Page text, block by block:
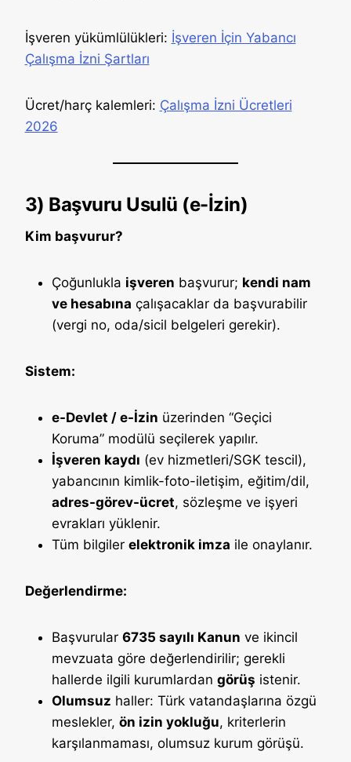
İşveren yükümlülükleri: İşveren İçin Yabancı
Çalışma İzni Şartları
Ücret/harç kalemleri: Çalışma İzni Ücretleri
2026
3) Başvuru Usulü (e-İzin)
Kim başvurur?
Çoğunlukla işveren başvurur; kendi nam
ve hesabına çalışacaklar da başvurabilir
(vergi no, oda/sicil belgeleri gerekir).
Sistem:
e-Devlet / e-İzin üzerinden “Geçici
Koruma” modülü seçilerek yapılır.
İşveren kaydı (ev hizmetleri/SGK tescil),
yabancının kimlik-foto-iletişim, eğitim/dil,
adres-görev-ücret, sözleşme ve işyeri
evrakları yüklenir.
Tüm bilgiler elektronik imza ile onaylanır.
Değerlendirme:
Başvurular 6735 sayılı Kanun ve ikincil
mevzuata göre değerlendirilir; gerekli
hallerde ilgili kurumlardan görüş istenir.
Olumsuz haller: Türk vatandaşlarına özgü
meslekler, ön izin yokluğu, kriterlerin
karşılanmaması, olumsuz kurum görüşü.